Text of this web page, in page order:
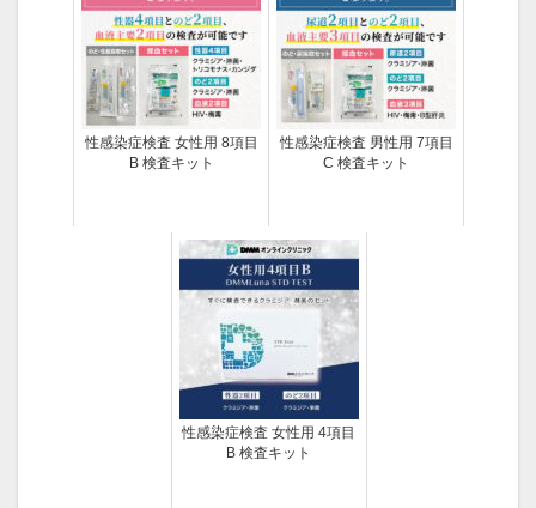
性感染症検査 女性用 8項目
B 検査キット
性感染症検査 男性用 7項目
C 検査キット
性感染症検査 女性用 4項目
B 検査キット